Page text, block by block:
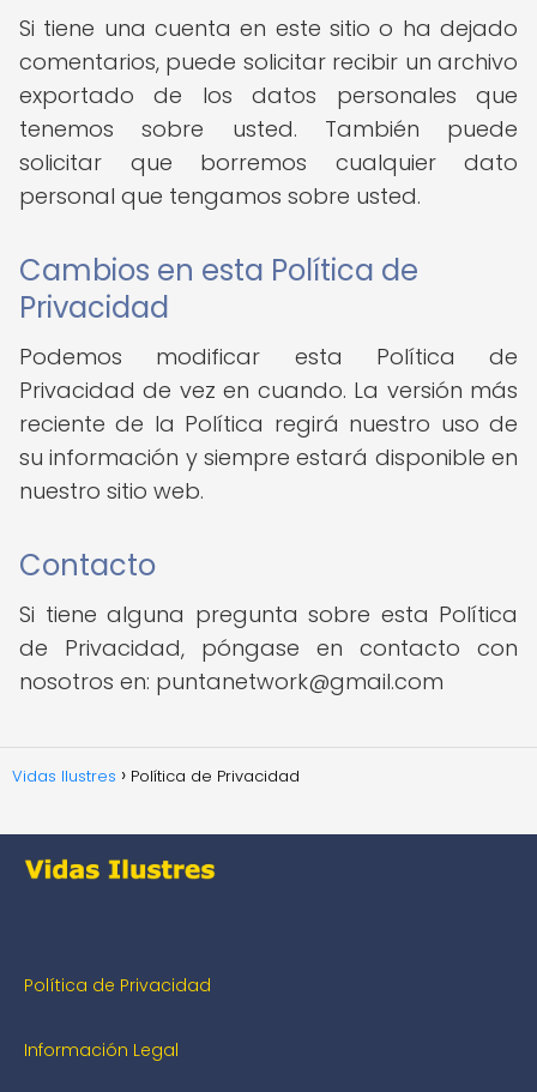
Si tiene una cuenta en este sitio o ha dejado
comentarios, puede solicitar recibir un archivo
exportado de los datos personales que
tenemos sobre usted. También puede
solicitar que borremos cualquier dato
personal que tengamos sobre usted.
Cambios en esta Política de
Privacidad
Podemos modificar esta Política de
Privacidad de vez en cuando. La versión más
reciente de la Política regirá nuestro uso de
su información y siempre estará disponible en
nuestro sitio web.
Contacto
Si tiene alguna pregunta sobre esta Política
de Privacidad, póngase en contacto con
nosotros en: puntanetwork@gmail.com
Vidas Ilustres Política de Privacidad
Política de Privacidad
Información Legal